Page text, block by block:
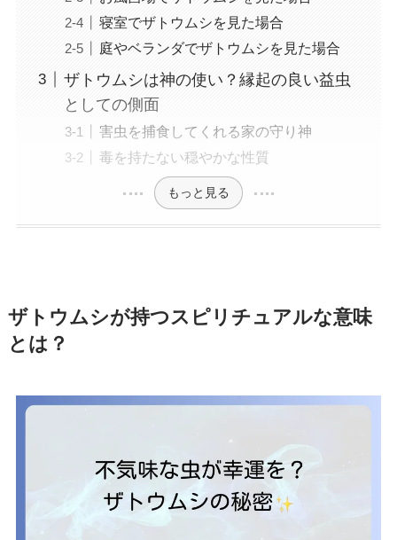
寝室でザトウムシを見た場合
庭やベランダでザトウムシを見た場合
ザトウムシは神の使い？縁起の良い益虫
としての側面
害虫を捕食してくれる家の守り神
毒を持たない穏やかな性質
もっと見る
ザトウムシが持つスピリチュアルな意味
とは？